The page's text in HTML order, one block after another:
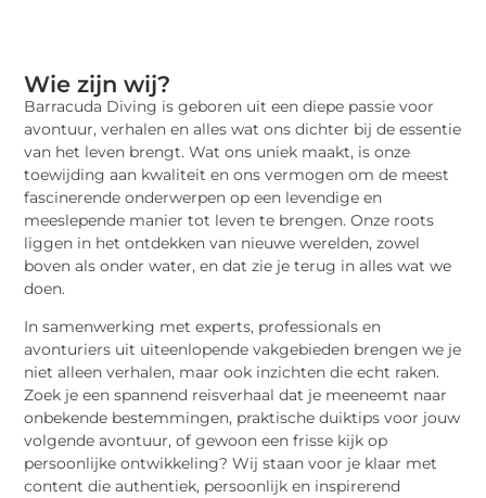
Wie zijn wij?
Barracuda Diving is geboren uit een diepe passie voor
avontuur, verhalen en alles wat ons dichter bij de essentie
van het leven brengt. Wat ons uniek maakt, is onze
toewijding aan kwaliteit en ons vermogen om de meest
fascinerende onderwerpen op een levendige en
meeslepende manier tot leven te brengen. Onze roots
liggen in het ontdekken van nieuwe werelden, zowel
boven als onder water, en dat zie je terug in alles wat we
doen.
In samenwerking met experts, professionals en
avonturiers uit uiteenlopende vakgebieden brengen we je
niet alleen verhalen, maar ook inzichten die echt raken.
Zoek je een spannend reisverhaal dat je meeneemt naar
onbekende bestemmingen, praktische duiktips voor jouw
volgende avontuur, of gewoon een frisse kijk op
persoonlijke ontwikkeling? Wij staan voor je klaar met
content die authentiek, persoonlijk en inspirerend